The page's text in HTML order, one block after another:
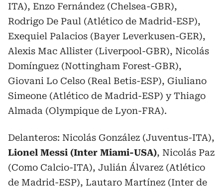
ITA), Enzo Fernández (Chelsea-GBR),
Rodrigo De Paul (Atlético de Madrid-ESP),
Exequiel Palacios (Bayer Leverkusen-GER),
Alexis Mac Allister (Liverpool-GBR), Nicolás
Domínguez (Nottingham Forest-GBR),
Giovani Lo Celso (Real Betis-ESP), Giuliano
Simeone (Atlético de Madrid-ESP) y Thiago
Almada (Olympique de Lyon-FRA).
Delanteros: Nicolás González (Juventus-ITA),
Lionel Messi (Inter Miami-USA), Nicolás Paz
(Como Calcio-ITA), Julián Álvarez (Atlético
de Madrid-ESP), Lautaro Martínez (Inter de